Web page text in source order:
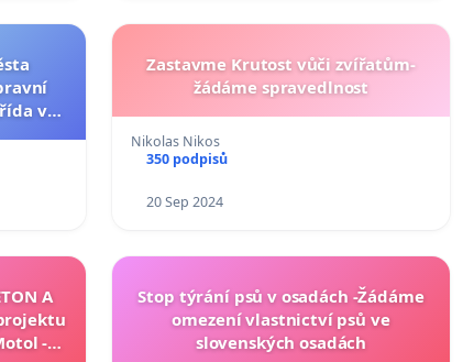
v
Zastavme Krutost vůči zvířatům-
žádáme spravedlnost
Nikolas Nikos
350 podpisů
20 Sep 2024
A
-
Stop týrání psů v osadách -Žádáme
omezení vlastnictví psů ve
slovenských osadách